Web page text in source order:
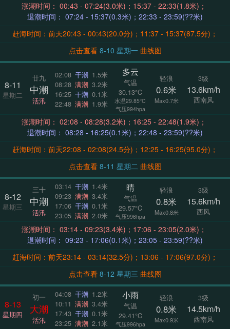
涨潮时间： 00:43 - 07:24(3.0米)；15:37 - 22:33(1.8米)；
退潮时间： 07:24 - 15:37(0.3米)；22:33 - 23:59(??米)
赶海时间：前天20:43 - 00:43(20.0分)；11:37 - 15:37(87.5分)；
点击查看
8-10 星期一 曲线图
8-11
星期二
廿九
中潮
活汛
02:08 干潮 1.5米
08:28 满潮 3.2米
16:25 干潮 0.1米
22:48 满潮 1.9米
多云
气温
30.13°C
水温29.85°C
气压994hpa
轻浪
0.6米
Max0.7米
3级
13.6km/h
西南风
涨潮时间： 02:08 - 08:28(3.2米)；16:25 - 22:48(1.9米)；
退潮时间： 08:28 - 16:25(0.1米)；22:48 - 23:59(??米)
赶海时间：前天22:08 - 02:08(24.5分)；12:25 - 16:25(95.0分)；
点击查看
8-11 星期二 曲线图
8-12
星期三
三十
中潮
活汛
03:14 干潮 1.4米
09:23 满潮 3.4米
17:06 干潮 0.1米
23:05 满潮 2.0米
晴
气温
29.57°C
气压996hpa
轻浪
0.8米
Max0.8米
3级
15.6km/h
西风
涨潮时间： 03:14 - 09:23(3.4米)；17:06 - 23:05(2.0米)；
退潮时间： 09:23 - 17:06(0.1米)；23:05 - 23:59(??米)
赶海时间：前天23:14 - 03:14(32.5分)；13:06 - 17:06(97.0分)；
点击查看
8-12 星期三 曲线图
8-13
星期四
初一
大潮
活汛
04:08 干潮 1.2米
10:11 满潮 3.4米
17:43 干潮 0.1米
23:25 满潮 2.1米
小雨
气温
29.41°C
气压996hpa
轻浪
0.8米
Max0.9米
3级
14.5km/h
西南风